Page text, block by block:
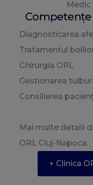
Medic
Competențe
Diagnosticarea
Tratamentul
Chirurgia ORL
Gestionarea
Consilierea
Mai multe detalii
ORL Cluj-Napoca:
+ Clinica